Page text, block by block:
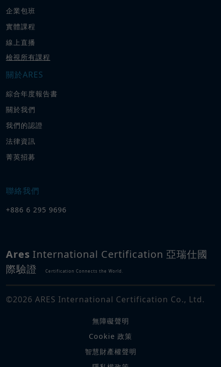
企業包班
實體課程
線上直播
檢視所有課程
關於ARES
綜合年度報告書
關於我們
我們的認證
法律資訊
菁英招募
聯絡我們
+886 6 295 9696
Ares International Certification 亞瑞仕國
際驗證
Certification Connects the World.
©2026 ARES International Certification Co., Ltd.
無障礙聲明
Cookie 政策
智慧財產權聲明